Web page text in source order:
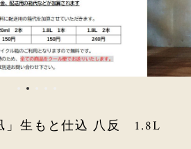
」生もと仕込 八反 1.8L